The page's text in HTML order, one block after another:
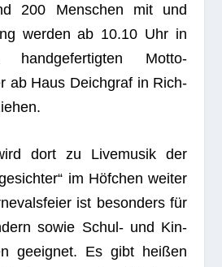
200 Men­schen mit und
wer­den ab 10.10 Uhr in
hand­ge­fer­tig­ten Motto-
ab Haus Deich­graf in Rich­
dort zu Live­mu­sik der
im Höfchen wei­ter
ist beson­ders für
sowie Schul- und Kin­
geeig­net. Es gibt hei­ßen